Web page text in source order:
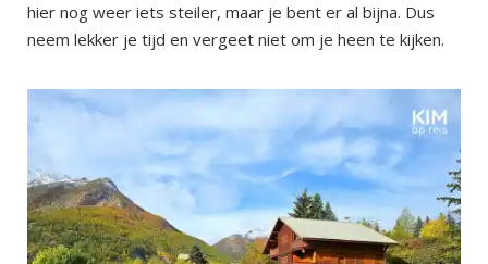
hier nog weer iets steiler, maar je bent er al bijna. Dus
neem lekker je tijd en vergeet niet om je heen te kijken.